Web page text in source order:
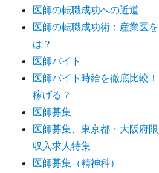
医師の転職成功への近道
医師の転職成功術：産業医
は？
医師バイト
医師バイト時給を徹底比較
稼げる？
医師募集
医師募集、東京都・大阪府
収入求人特集
医師募集（精神科）